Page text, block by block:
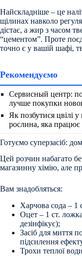
Найскладніше – це
щілинах навколо
дістає, а жир з часом
“цементом”. Проте
точно є у вашій шафі,
Рекомендуємо
Сервисный центр:
лучше покупки
Як позбутися цвілі
рослина, яка працює
Готуємо суперзасіб:
Цей розчин набагато
магазинну хімію, але
Вам знадобляться:
Харчова сода – 1
Оцет – 1 ст.
дезінфікує);
Засіб для миття
підсилення
Трохи теплої